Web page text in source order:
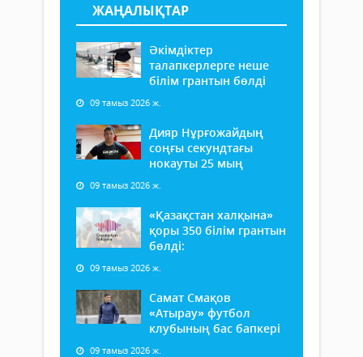
ЖАҢАЛЫҚТАР
Әкімдіктер
талапкерлерге неше
білім грантын бөлді
09 тамыз 2026 ж.
Дияр Нұрғожайдың
соңғы секундтағы
нокауты 25 мың
09 тамыз 2026 ж.
«Қазақстан халқына»
қоры 350 білім грантын
бөлді:
09 тамыз 2026 ж.
Самат Смақов
«Атырау» футбол
клубының бас бапкері
09 тамыз 2026 ж.